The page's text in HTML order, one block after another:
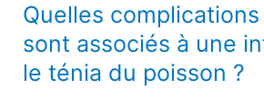
Quelles complications
sont associés à une
le ténia du poisson ?